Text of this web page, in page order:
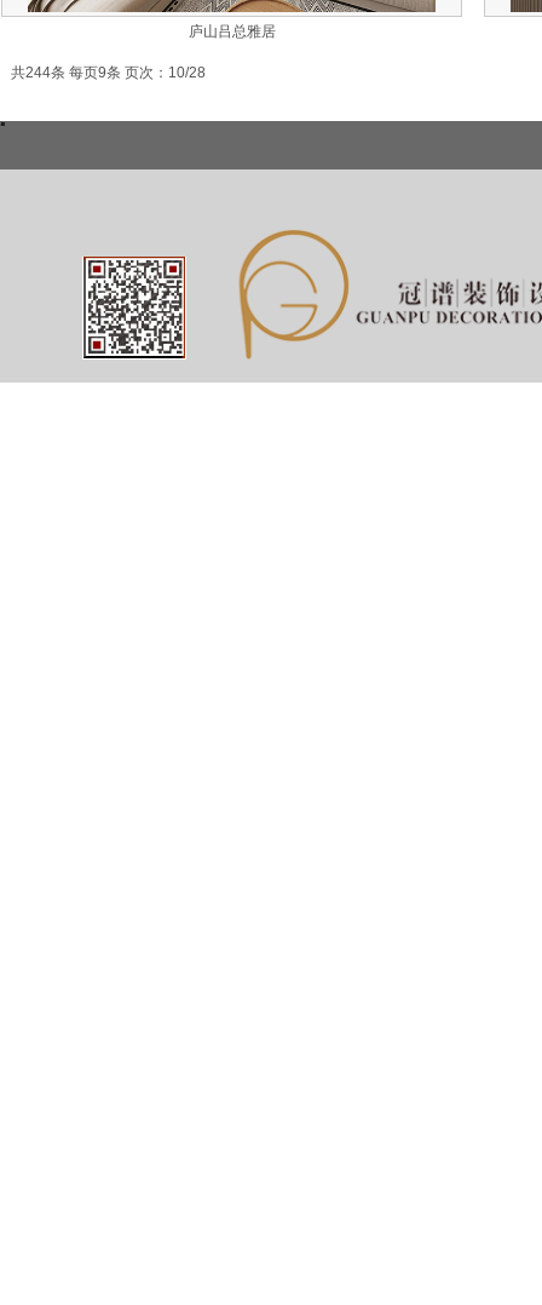
庐山吕总雅居
共244条 每页9条 页次：10/28